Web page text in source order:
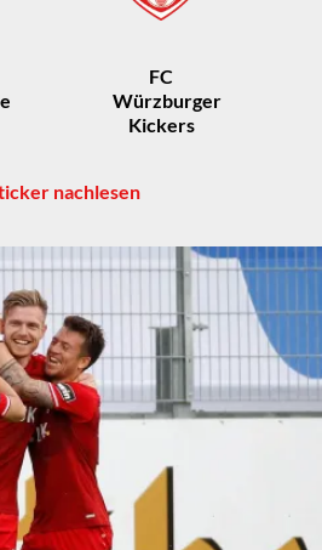
FC
Würzburger
Kickers
nachlesen